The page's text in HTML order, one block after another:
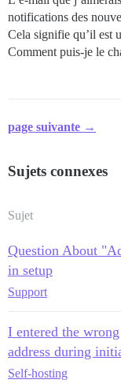
notifications des
Cela signifie qu’il est
Comment puis-je le
page suivante →
Sujets connexes
Sujet
Question About
in setup
Support
I entered the
address during
Self-hosting